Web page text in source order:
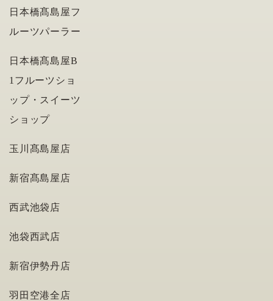
日本橋髙島屋フ
ルーツパーラー
日本橋髙島屋B
1フルーツショ
ップ・スイーツ
ショップ
玉川髙島屋店
新宿髙島屋店
西武池袋店
池袋西武店
新宿伊勢丹店
羽田空港全店